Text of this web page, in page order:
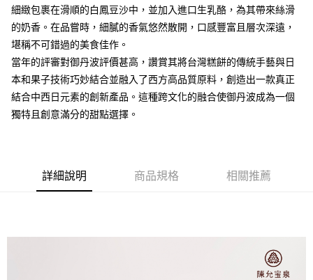
細緻包裹在滑順的白鳳豆沙中，並加入進口生乳酪，為其帶來絲滑
的奶香。在品嘗時，細膩的香氣悠然散開，口感豐富且層次深遠，
堪稱不可錯過的美食佳作。
當年的評審對御丹波評價甚高，讚賞其將台灣糕餅的傳統手藝與日
本和果子技術巧妙結合並融入了西方高品質原料，創造出一款真正
結合中西日元素的創新產品。這種跨文化的融合使御丹波成為一個
獨特且創意滿分的甜點選擇。
詳細說明 商品規格 相關推薦